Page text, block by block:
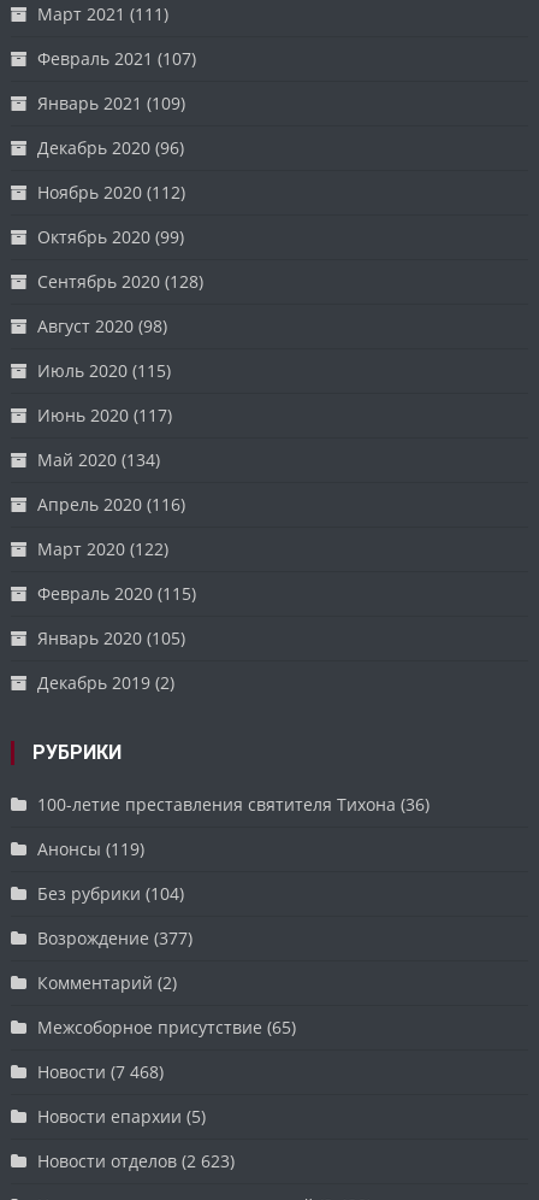
Март 2021 (111)
Февраль 2021 (107)
Январь 2021 (109)
Декабрь 2020 (96)
Ноябрь 2020 (112)
Октябрь 2020 (99)
Сентябрь 2020 (128)
Август 2020 (98)
Июль 2020 (115)
Июнь 2020 (117)
Май 2020 (134)
Апрель 2020 (116)
Март 2020 (122)
Февраль 2020 (115)
Январь 2020 (105)
Декабрь 2019 (2)
РУБРИКИ
100-летие преставления святителя Тихона (36)
Анонсы (119)
Без рубрики (104)
Возрождение (377)
Комментарий (2)
Межсоборное присутствие (65)
Новости (7 468)
Новости епархии (5)
Новости отделов (2 623)